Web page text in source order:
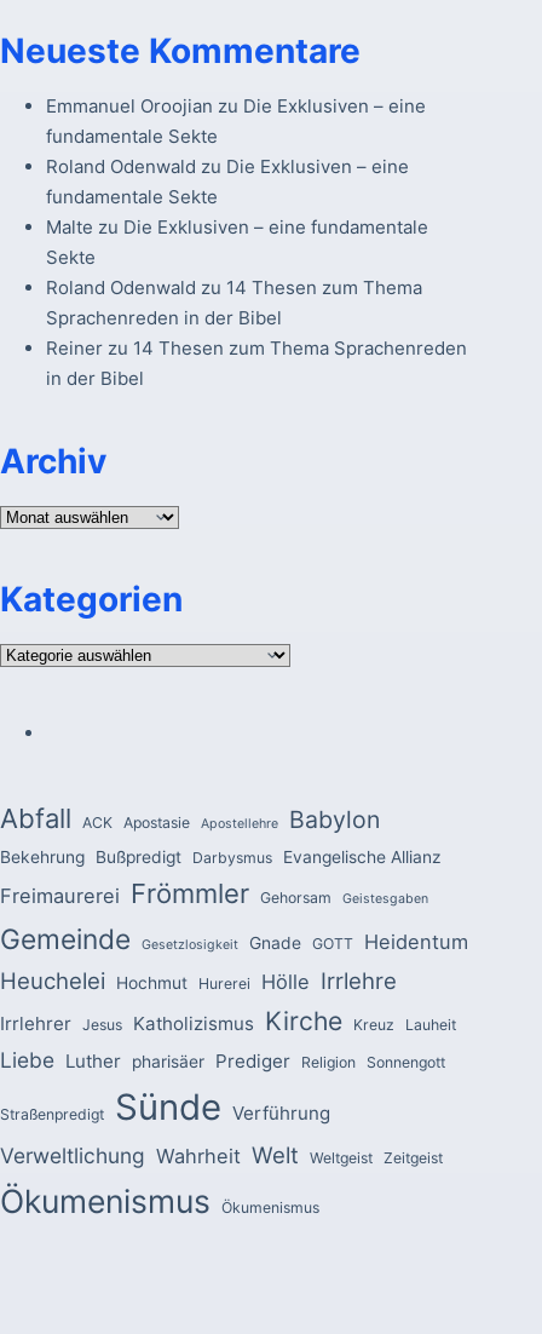
Neueste Kommentare
Emmanuel Oroojian zu Die Exklusiven – eine
fundamentale Sekte
Roland Odenwald zu Die Exklusiven – eine
fundamentale Sekte
Malte zu Die Exklusiven – eine fundamentale
Sekte
Roland Odenwald zu 14 Thesen zum Thema
Sprachenreden in der Bibel
Reinerzu 14 Thesen zum Thema Sprachenreden
in der Bibel
Archiv
Archiv
Kategorien
Kategorien
Abfall ACK Apostasie Apostellehre Babylon
Bekehrung Bußpredigt Darbysmus Evangelische Allianz
Freimaurerei Frömmler Gehorsam Geistesgaben
Gemeinde Gesetzlosigkeit Gnade GOTT Heidentum
Heuchelei Hochmut Hurerei Hölle Irrlehre
Irrlehrer Jesus Katholizismus Kirche Kreuz Lauheit
Liebe Luther pharisäer Prediger Religion Sonnengott
Straßenpredigt Sünde Verführung
Verweltlichung Wahrheit Welt Weltgeist Zeitgeist
Ökumenismus Ökumenismus